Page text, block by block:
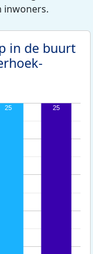
inwoners.
in de buurt
25 25